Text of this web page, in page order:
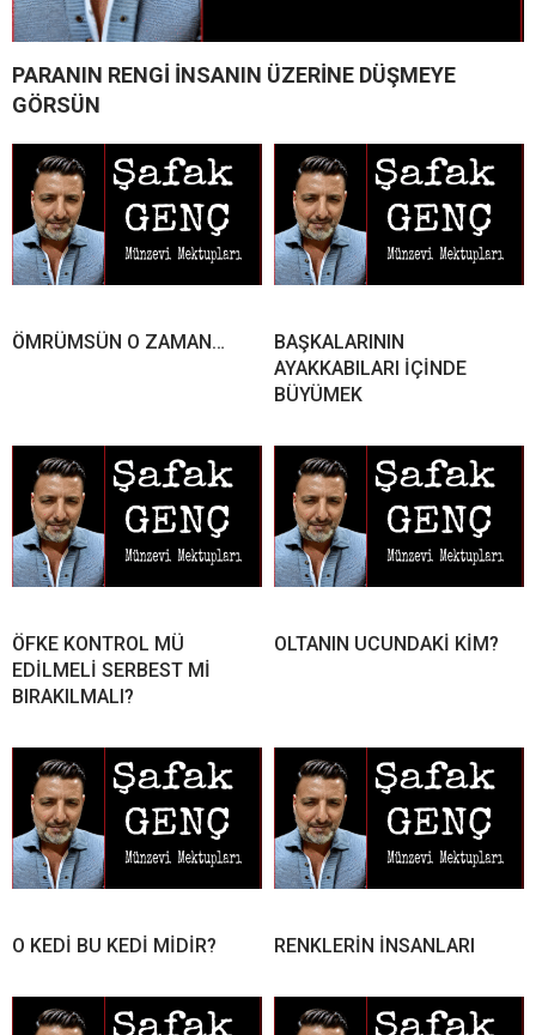
PARANIN RENGİ İNSANIN ÜZERİNE DÜŞMEYE
GÖRSÜN
ÖMRÜMSÜN O ZAMAN…
BAŞKALARININ
AYAKKABILARI İÇİNDE
BÜYÜMEK
ÖFKE KONTROL MÜ
EDİLMELİ SERBEST Mİ
BIRAKILMALI?
OLTANIN UCUNDAKİ KİM?
O KEDİ BU KEDİ MİDİR? RENKLERİN İNSANLARI